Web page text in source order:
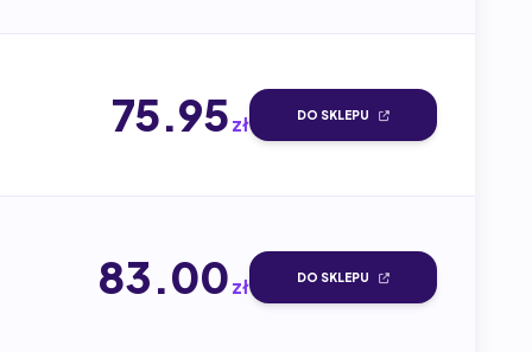
75.95zł DO SKLEPU
83.00zł DO SKLEPU